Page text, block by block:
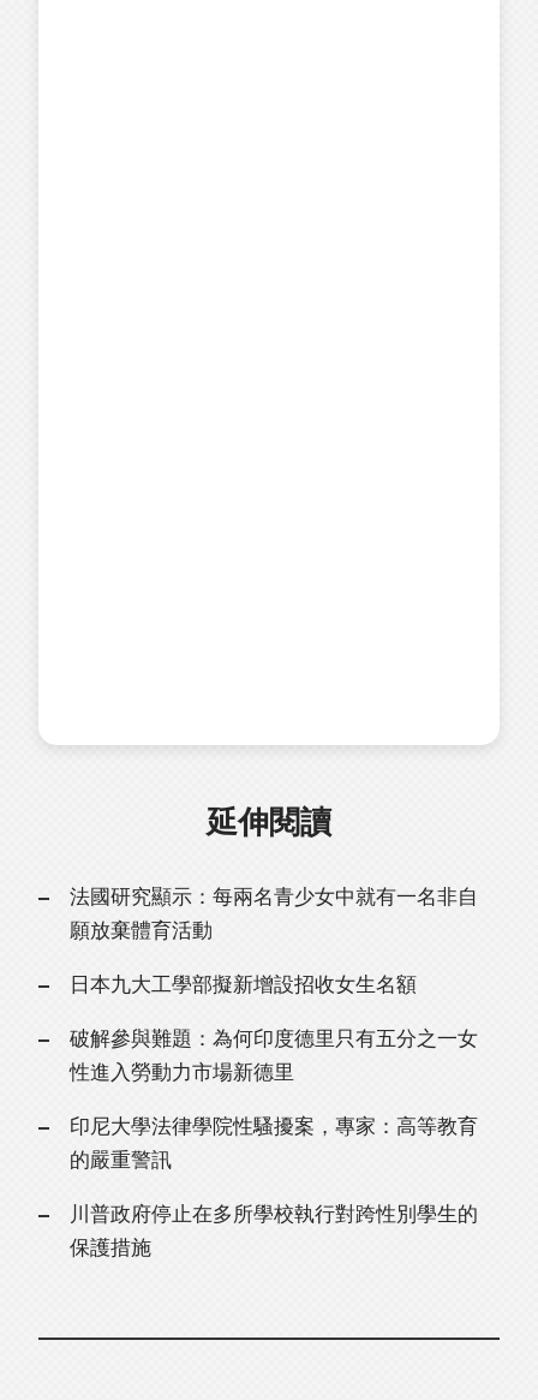
延伸閱讀
法國研究顯示：每兩名青少女中就有一名非自
願放棄體育活動
日本九大工學部擬新增設招收女生名額
破解參與難題：為何印度德里只有五分之一女
性進入勞動力市場新德里
印尼大學法律學院性騷擾案，專家：高等教育
的嚴重警訊
川普政府停止在多所學校執行對跨性別學生的
保護措施